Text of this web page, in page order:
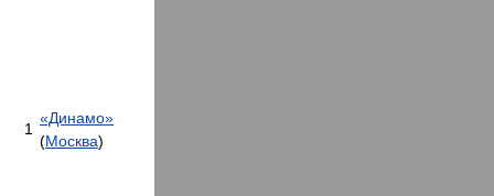
1
«Динамо»
(Москва)